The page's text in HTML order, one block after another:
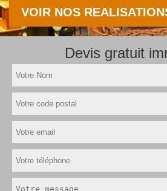
VOIR NOS
Devis gratuit